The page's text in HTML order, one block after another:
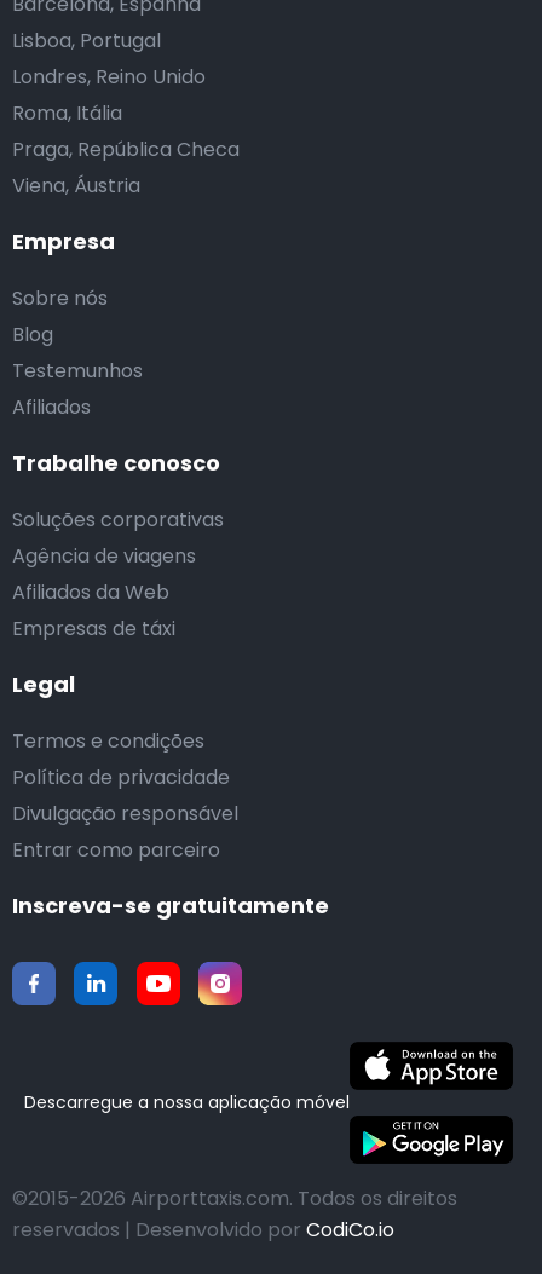
Empresa
Sobre nós
Blog
Testemunhos
Afiliados
Trabalhe conosco
Soluções corporativas
Agência de viagens
Afiliados da Web
Empresas de táxi
Legal
Termos e condições
Política de privacidade
Divulgação responsável
Entrar como parceiro
Lisboa, Portugal
Londres, Reino Unido
Roma, Itália
Praga, República Checa
Viena, Áustria
Inscreva-se gratuitamente
Descarregue a nossa aplicação móvel
©2015-2026 Airporttaxis.com. Todos os direitos
reservados | Desenvolvido por CodiCo.io